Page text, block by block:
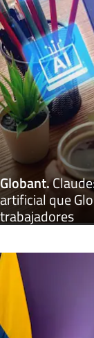
Globant.
artificial que
trabajadores